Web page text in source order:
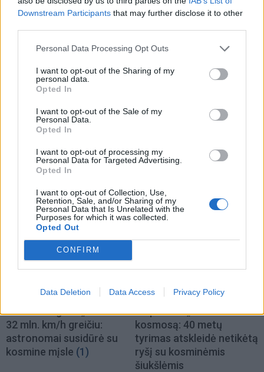
Downstream Participants that may further disclose it to other
Personal Data Processing Opt Outs
I want to opt-out of the Sharing of my
personal data.
Opted In
I want to opt-out of the Sale of my
Personal Data.
Opted In
I want to opt-out of processing my
Personal Data for Targeted Advertising.
Opted In
I want to opt-out of Collection, Use,
Retention, Sale, and/or Sharing of my
Personal Data that Is Unrelated with the
Purposes for which it was collected.
Opted Out
CONFIRM
Data Deletion Data Access Privacy Policy
TAIP PAT SKAITYKITE
Mokslas
šią dieną verta pasižymėti
kalendoriuje
pasaulyje 582 tonas
sveriantį magnetą, kuris
„dirbtinę Saulę“
Mokslas
Mirusi žvaigždė „šaudo“
32 mln. km/h greičiu:
astronomai susidūrė su
kosmine mįsle (1)
Mokslas
Kaip Saulė „valo“
kosmosą: 40 metų
tyrimas atskleidė netikėtą
ryšį su kosminėmis
šiukšlėmis